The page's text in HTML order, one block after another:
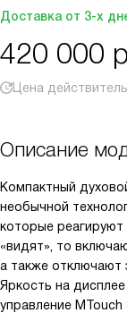
Доставка от 3-х
420 000
Цена
Описание
Компактный
необычной
которые
«видят», то
а также отключают
Яркость на
управление